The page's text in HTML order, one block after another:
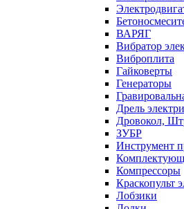
ВАРЯГ
Вибратор
Виброплита
Гайковерты
Генераторы
Дрель
Дровокол,
ЗУБР
Инструмент
Компрессоры
Краскопульт
Лобзики